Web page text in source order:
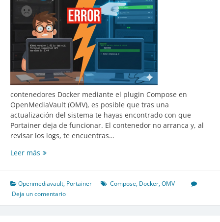
contenedores Docker mediante el plugin Compose en
OpenMediaVault (OMV), es posible que tras una
actualización del sistema te hayas encontrado con que
Portainer deja de funcionar. El contenedor no arranca y, al
revisar los logs, te encuentras…
Leer más Cómo
error
de
API
Openmediavault, Portainer Compose, Docker,OMV
Deja un comentario